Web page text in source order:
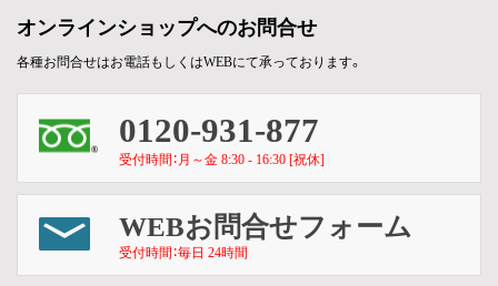
オンラインショップへのお問合せ
各種お問合せはお電話もしくはWEBにて承っております。
0120-931-877
受付時間：月～金 8:30 - 16:30 [祝休]
WEBお問合せフォーム
受付時間：毎日 24時間